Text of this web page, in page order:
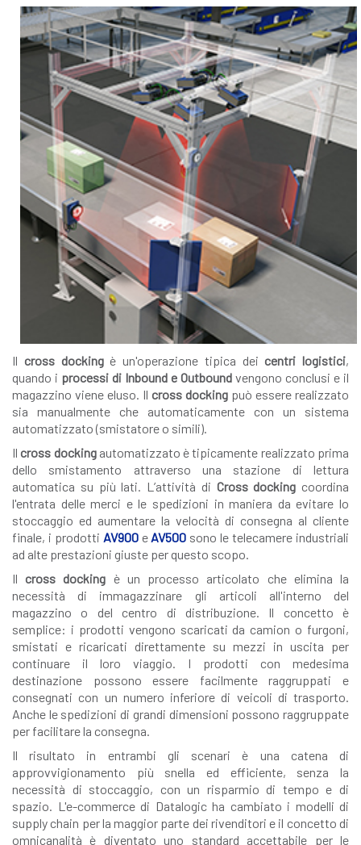
Il cross dockingè un'operazione tipica dei centri logistici,
quando i processi di Inbound e Outbound vengono conclusi e il
magazzino viene eluso. Il cross docking può essere realizzato
sia manualmente che automaticamente con un sistema
automatizzato (smistatore o simili).
Il cross dockingautomatizzato è tipicamente realizzato prima
dello smistamento attraverso una stazione di lettura
automatica su più lati. L’attività di Cross docking coordina
l'entrata delle merci e le spedizioni in maniera da evitare lo
stoccaggio ed aumentare la velocità di consegna al cliente
finale, i prodotti AV900e AV500 sono le telecamere industriali
ad alte prestazioni giuste per questo scopo.
Il cross docking è un processo articolato che elimina la
necessità di immagazzinare gli articoli all'interno del
magazzino o del centro di distribuzione. Il concetto è
semplice: i prodotti vengono scaricati da camion o furgoni,
smistati e ricaricati direttamente su mezzi in uscita per
continuare il loro viaggio. I prodotti con medesima
destinazione possono essere facilmente raggruppati e
consegnati con un numero inferiore di veicoli di trasporto.
Anche le spedizioni di grandi dimensioni possono raggruppate
per facilitare la consegna.
Il risultato in entrambi gli scenari è una catena di
approvvigionamento più snella ed efficiente, senza la
necessità di stoccaggio, con un risparmio di tempo e di
spazio. L'e-commerce di Datalogic ha cambiato i modelli di
supply chain per la maggior parte dei rivenditori e il concetto di
omnicanalità è diventato uno standard accettabile per le